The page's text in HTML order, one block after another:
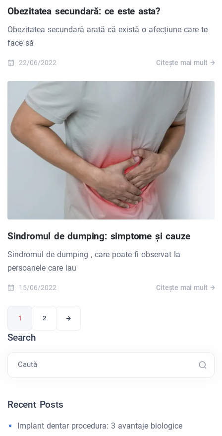
Obezitatea secundară: ce este asta?
Obezitatea secundară arată că există o afecțiune care te
face să
22/06/2022 Citește mai mult
Sindromul de dumping: simptome și cauze
Sindromul de dumping , care poate fi observat la
persoanele care iau
15/06/2022 Citește mai mult
1 2
Search
Caută
Recent Posts
Implant dentar procedura: 3 avantaje biologice